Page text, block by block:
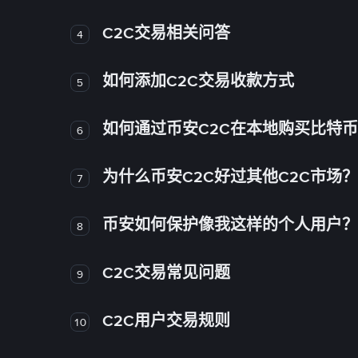
4 C2C交易相关问答
5 如何添加C2C交易收款方式
6 如何通过币安C2C在本地购买比特
7 为什么币安C2C好过其他C2C市场？
8 币安如何保护像我这样的个人用户？
9 C2C交易常见问题
10 C2C用户交易规则